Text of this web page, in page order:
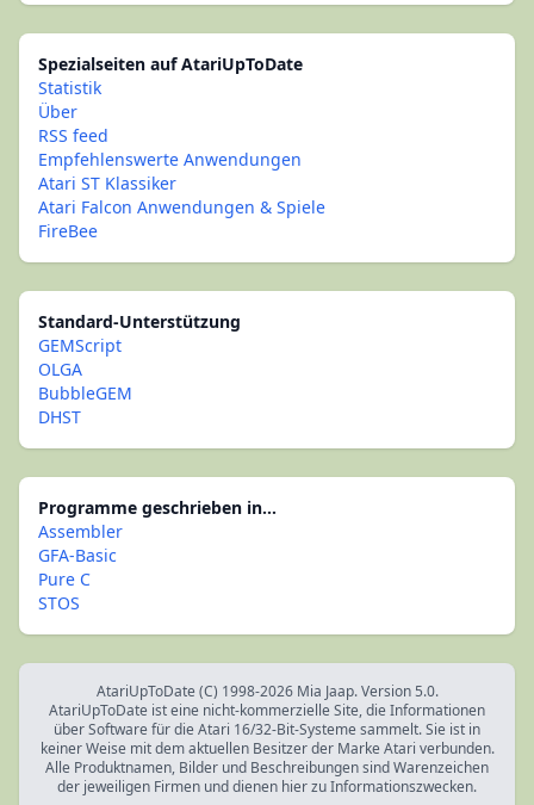
Spezialseiten auf AtariUpToDate
Statistik
Über
RSS feed
Empfehlenswerte Anwendungen
Atari ST Klassiker
Atari Falcon Anwendungen & Spiele
FireBee
Standard-Unterstützung
GEMScript
OLGA
BubbleGEM
DHST
Programme geschrieben in...
Assembler
GFA-Basic
Pure C
STOS
AtariUpToDate (C) 1998-2026 Mia Jaap. Version 5.0.
AtariUpToDate ist eine nicht-kommerzielle Site, die Informationen
über Software für die Atari 16/32-Bit-Systeme sammelt. Sie ist in
keiner Weise mit dem aktuellen Besitzer der Marke Atari verbunden.
Alle Produktnamen, Bilder und Beschreibungen sind Warenzeichen
der jeweiligen Firmen und dienen hier zu Informationszwecken.